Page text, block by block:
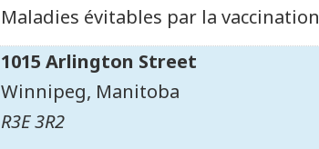
Maladies évitables par la vaccination
1015 Arlington Street
Winnipeg, Manitoba
R3E 3R2